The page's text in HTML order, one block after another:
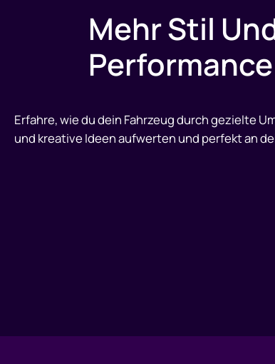
Mehr Stil
Performance
Erfahre, wie du dein Fahrzeug durch gezielte
und kreative Ideen aufwerten und perfekt an